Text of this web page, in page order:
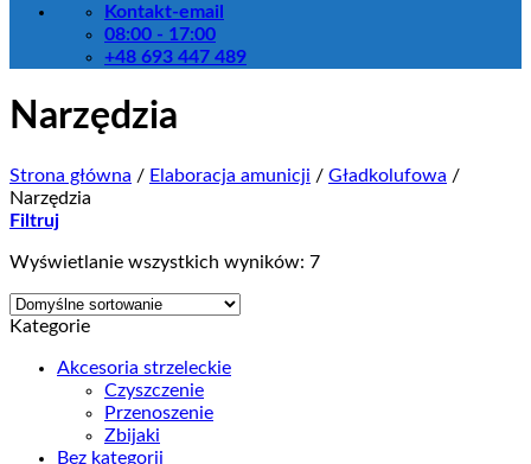
Kontakt-email
08:00 - 17:00
+48 693 447 489
Narzędzia
Strona główna / Elaboracja amunicji / Gładkolufowa /
Narzędzia
Filtruj
Wyświetlanie wszystkich wyników: 7
Kategorie
Akcesoria strzeleckie
Czyszczenie
Przenoszenie
Zbijaki
Bez kategorii